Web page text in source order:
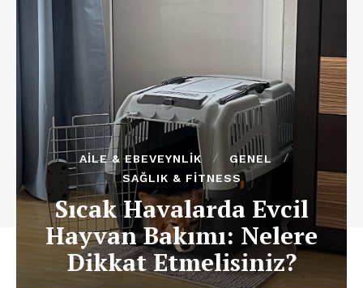
AILE & EBEVEYNLIK
GENEL
SAĞLIK & FITNESS
Sıcak Havalarda Evcil
Hayvan Bakımı: Nelere
Dikkat Etmelisiniz?